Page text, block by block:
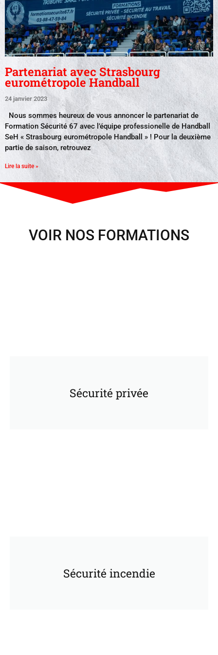
Partenariat avec Strasbourg
eurométropole Handball
24 janvier 2023
Nous sommes heureux de vous annoncer le partenariat de
Formation Sécurité 67 avec l’équipe professionelle de Handball
SeH « Strasbourg eurométropole Handball » ! Pour la deuxième
partie de saison, retrouvez
Lire la suite »
VOIR NOS FORMATIONS
Sécurité privée
Sécurité incendie